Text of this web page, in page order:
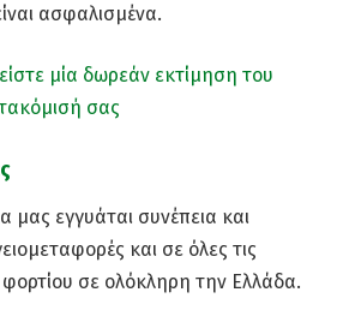
ασφαλισμένα.
μία δωρεάν εκτίμηση του
σας
μας εγγυάται συνέπεια και
και σε όλες τις
σε ολόκληρη την Ελλάδα.